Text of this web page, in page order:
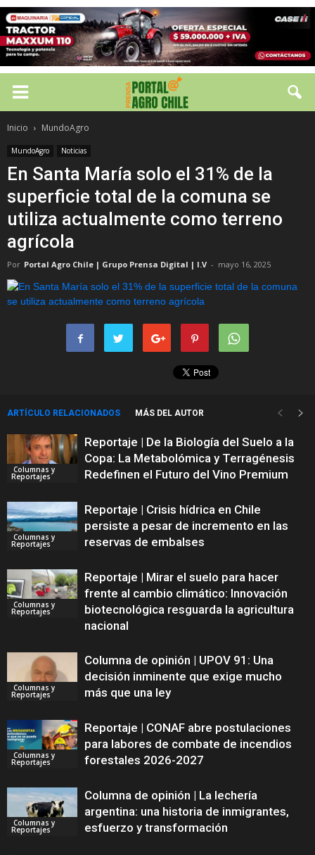
Inicio MundoAgro
MundoAgro Noticias
En Santa María solo el 31% de la
superficie total de la comuna se
utiliza actualmente como terreno
agrícola
Por Portal Agro Chile | Grupo Prensa Digital | I.V - mayo 16, 2025
ARTÍCULO RELACIONADOS MÁS DEL AUTOR
Columnas y
Reportajes
Reportaje | De la Biología del Suelo a la
Copa: La Metabolómica y Terragénesis
Redefinen el Futuro del Vino Premium
Columnas y
Reportajes
Reportaje | Crisis hídrica en Chile
persiste a pesar de incremento en las
reservas de embalses
Columnas y
Reportajes
Reportaje | Mirar el suelo para hacer
frente al cambio climático: Innovación
biotecnológica resguarda la agricultura
nacional
Columnas y
Reportajes
Columna de opinión | UPOV 91: Una
decisión inminente que exige mucho
más que una ley
Columnas y
Reportajes
Reportaje | CONAF abre postulaciones
para labores de combate de incendios
forestales 2026-2027
Columnas y
Reportajes
Columna de opinión | La lechería
argentina: una historia de inmigrantes,
esfuerzo y transformación